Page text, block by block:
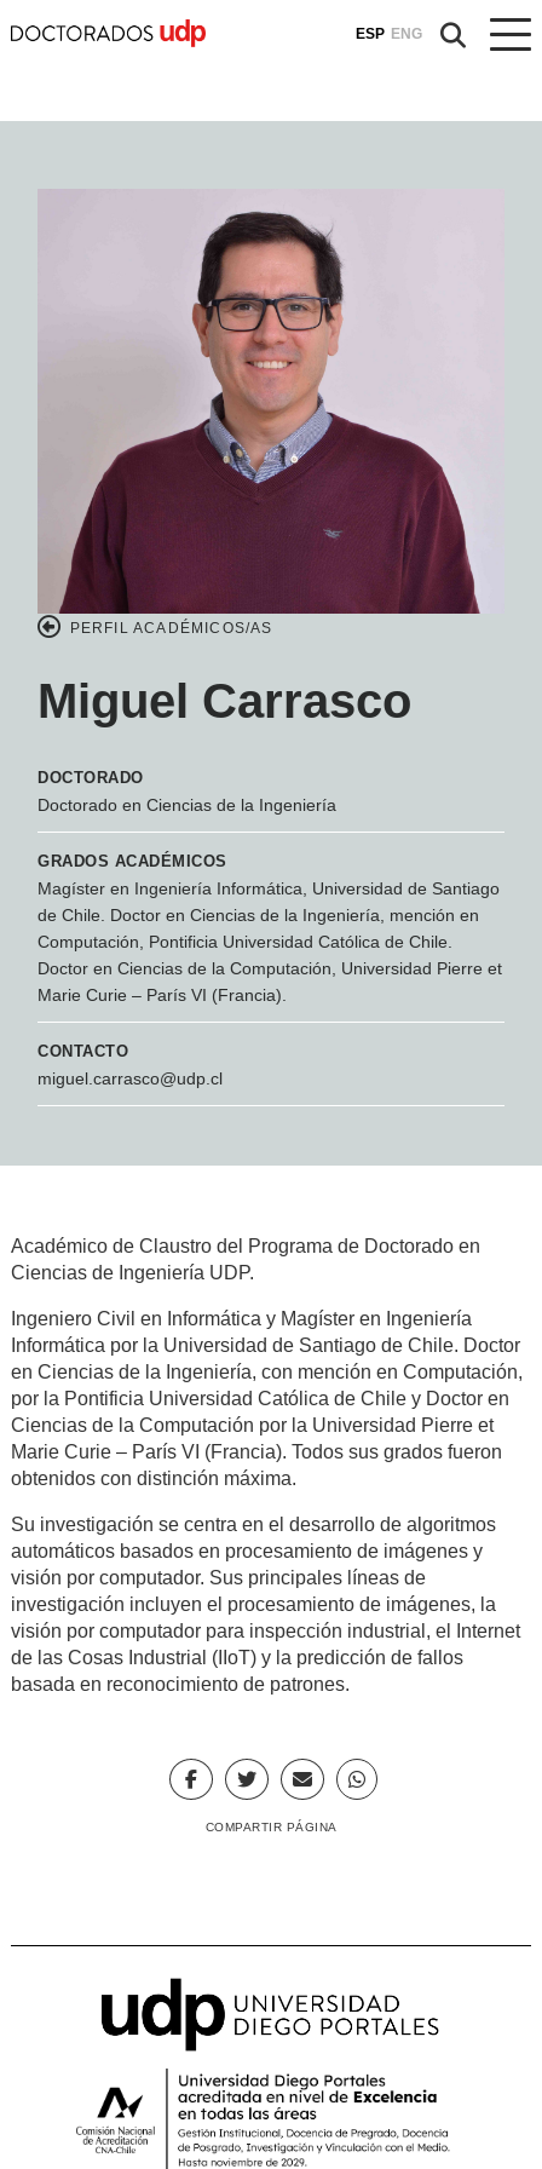
ESP ENG
PERFIL ACADÉMICOS/AS
Miguel Carrasco
DOCTORADO
Doctorado en Ciencias de la Ingeniería
GRADOS ACADÉMICOS
Magíster en Ingeniería Informática, Universidad de Santiago
de Chile. Doctor en Ciencias de la Ingeniería, mención en
Computación, Pontificia Universidad Católica de Chile.
Doctor en Ciencias de la Computación, Universidad Pierre et
Marie Curie – París VI (Francia).
CONTACTO
miguel.carrasco@udp.cl
Académico de Claustro del Programa de Doctorado en
Ciencias de Ingeniería UDP.
Ingeniero Civil en Informática y Magíster en Ingeniería
Informática por la Universidad de Santiago de Chile. Doctor
en Ciencias de la Ingeniería, con mención en Computación,
por la Pontificia Universidad Católica de Chile y Doctor en
Ciencias de la Computación por la Universidad Pierre et
Marie Curie – París VI (Francia). Todos sus grados fueron
obtenidos con distinción máxima.
Su investigación se centra en el desarrollo de algoritmos
automáticos basados en procesamiento de imágenes y
visión por computador. Sus principales líneas de
investigación incluyen el procesamiento de imágenes, la
visión por computador para inspección industrial, el Internet
de las Cosas Industrial (IIoT) y la predicción de fallos
basada en reconocimiento de patrones.
COMPARTIR PÁGINA